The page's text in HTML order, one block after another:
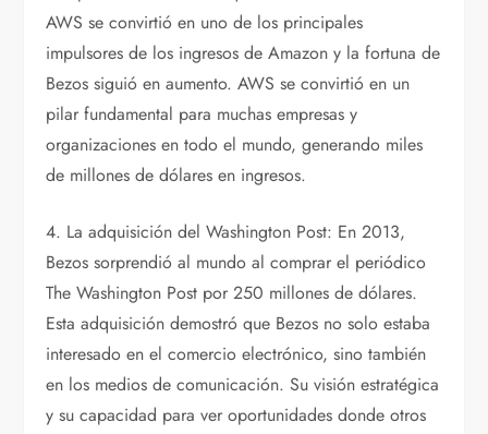
AWS se convirtió en uno de los principales
impulsores de los ingresos de Amazon y la fortuna de
Bezos siguió en aumento. AWS se convirtió en un
pilar fundamental para muchas empresas y
organizaciones en todo el mundo, generando miles
de millones de dólares en ingresos.
4. La adquisición del Washington Post: En 2013,
Bezos sorprendió al mundo al comprar el periódico
The Washington Post por 250 millones de dólares.
Esta adquisición demostró que Bezos no solo estaba
interesado en el comercio electrónico, sino también
en los medios de comunicación. Su visión estratégica
y su capacidad para ver oportunidades donde otros